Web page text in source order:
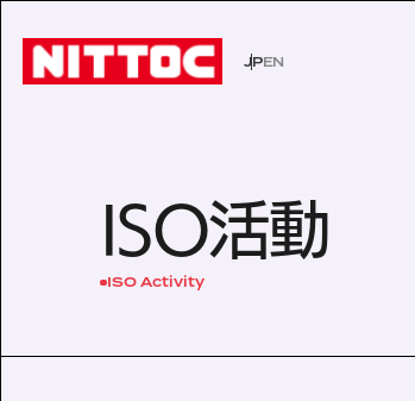
JPEN
文化遺産の未来
Business
認証/登録技術一覧
Technology
役員一覧
有価証券報告書
Sustainability
JPEN
社会インフラの未来
ISO活動
ISO Activity